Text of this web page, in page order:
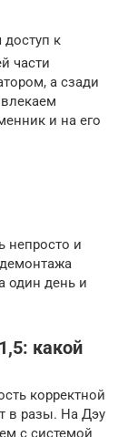
к
части
а сзади
и на его
непросто и
один день и
какой
корректной
в разы. На Дэу
с системой